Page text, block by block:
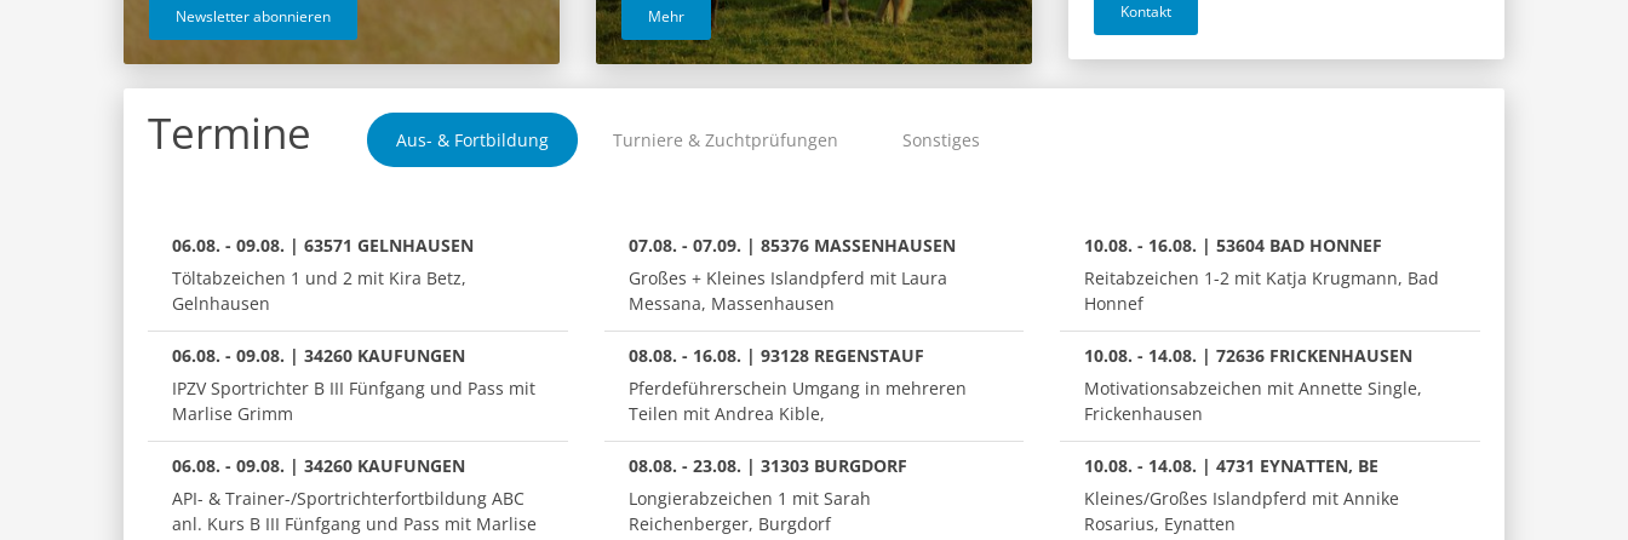
Newsletter abonnieren Mehr Kontakt
Termine Aus- & Fortbildung Turniere & Zuchtprüfungen Sonstiges
06.08. - 09.08. | 63571 GELNHAUSEN
Töltabzeichen 1 und 2 mit Kira Betz,
Gelnhausen
06.08. - 09.08. | 34260 KAUFUNGEN
IPZV Sportrichter B III Fünfgang und Pass mit
Marlise Grimm
06.08. - 09.08. | 34260 KAUFUNGEN
API- & Trainer-/Sportrichterfortbildung ABC
anl. Kurs B III Fünfgang und Pass mit Marlise
07.08. - 07.09. | 85376 MASSENHAUSEN
Großes + Kleines Islandpferd mit Laura
Messana, Massenhausen
08.08. - 16.08. | 93128 REGENSTAUF
Pferdeführerschein Umgang in mehreren
Teilen mit Andrea Kible,
08.08. - 23.08. | 31303 BURGDORF
Longierabzeichen 1 mit Sarah
Reichenberger, Burgdorf
10.08. - 16.08. | 53604 BAD HONNEF
Reitabzeichen 1-2 mit Katja Krugmann, Bad
Honnef
10.08. - 14.08. | 72636 FRICKENHAUSEN
Motivationsabzeichen mit Annette Single,
Frickenhausen
10.08. - 14.08. | 4731 EYNATTEN, BE
Kleines/Großes Islandpferd mit Annike
Rosarius, Eynatten